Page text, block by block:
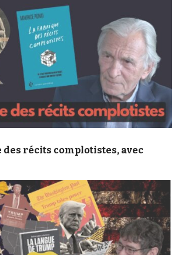
des récits complotistes, avec